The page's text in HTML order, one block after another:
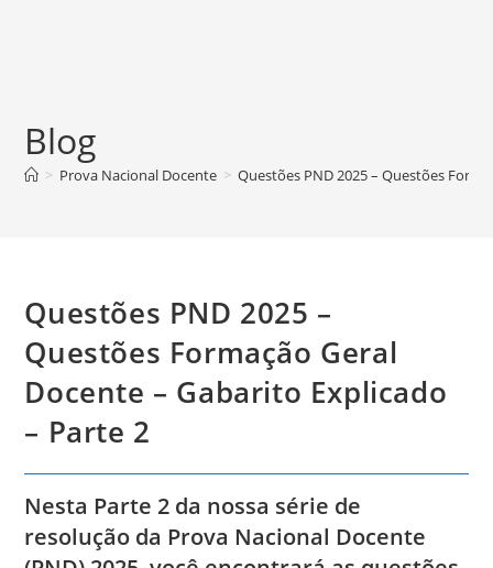
Blog
> Prova Nacional Docente > Questões PND 2025 – Questões
Questões PND 2025 –
Questões Formação Geral
Docente – Gabarito Explicado
– Parte 2
Nesta Parte 2 da nossa série de
resolução da Prova Nacional Docente